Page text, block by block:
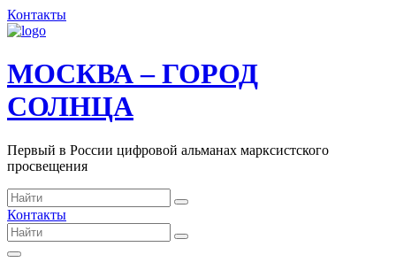
Контакты
МОСКВА – ГОРОД
СОЛНЦА
Первый в России цифровой альманах марксистского
просвещения
Контакты